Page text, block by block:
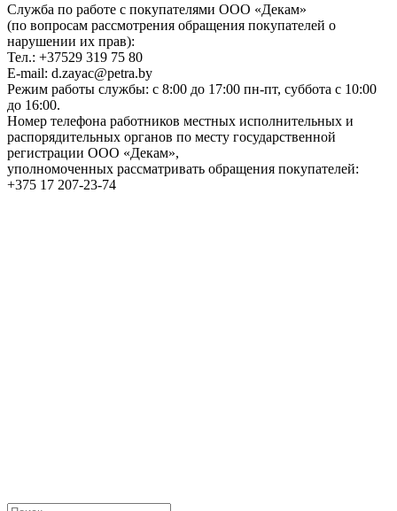
Служба по работе с покупателями ООО «Декам»
(по вопросам рассмотрения обращения покупателей о
нарушении их прав):
Тел.: +37529 319 75 80
E-mail: d.zayac@petra.by
Режим работы службы: с 8:00 до 17:00 пн-пт, суббота с 10:00
до 16:00.
Номер телефона работников местных исполнительных и
распорядительных органов по месту государственной
регистрации ООО «Декам»,
уполномоченных рассматривать обращения покупателей:
+375 17 207-23-74